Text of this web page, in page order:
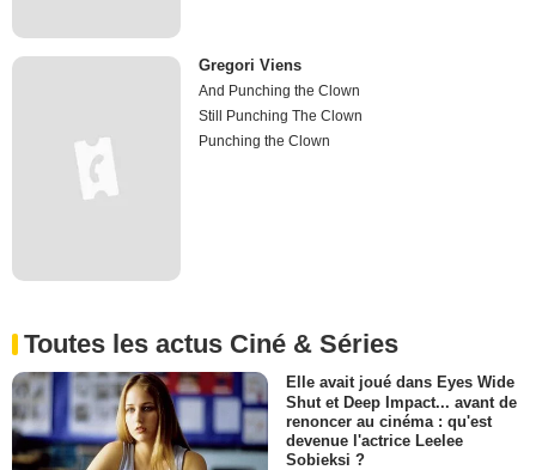
Gregori Viens
And Punching the Clown
Still Punching The Clown
Punching the Clown
Toutes les actus Ciné & Séries
Elle avait joué dans Eyes Wide
Shut et Deep Impact... avant de
renoncer au cinéma : qu'est
devenue l'actrice Leelee
Sobieksi ?